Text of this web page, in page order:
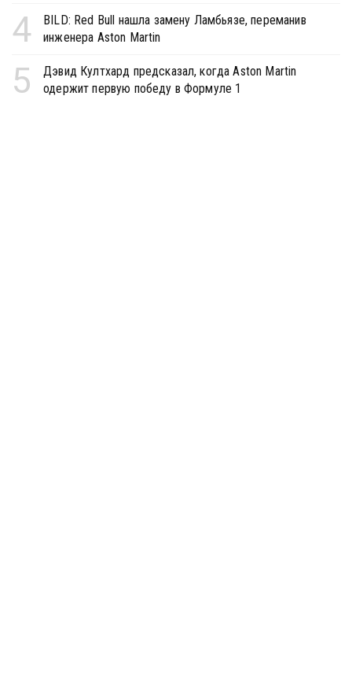
4
BILD: Red Bull нашла замену Ламбьязе, переманив
инженера Aston Martin
5
Дэвид Култхард предсказал, когда Aston Martin
одержит первую победу в Формуле 1